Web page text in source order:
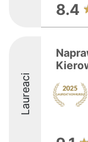
8.4
Laureaci